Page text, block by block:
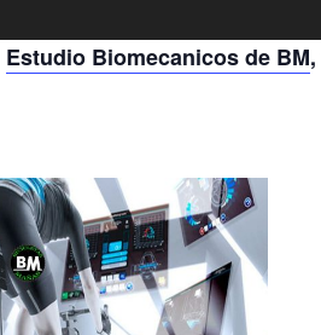
Estudio Biomecanicos de BM,